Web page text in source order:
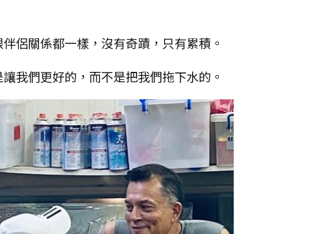
侶關係都一樣，沒有奇蹟，只有累積。
我們更好的，而不是把我們拖下水的。